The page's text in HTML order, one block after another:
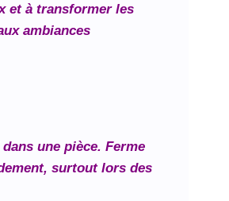
et à transformer les
ambiances
une pièce. Ferme
surtout lors des